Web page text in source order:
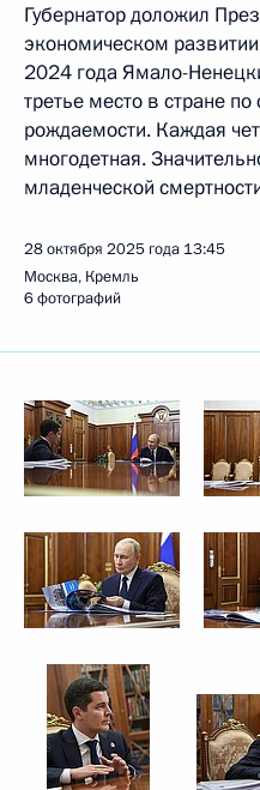
Губернатор доложил
экономическом
2024 года Ямало-
третье место в стране
рождаемости. Каждая
многодетная.
младенческой
28 октября 2025 года 13:45
Москва, Кремль
6 фотографий